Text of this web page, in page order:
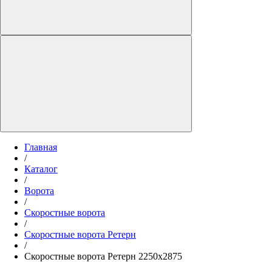
Главная
/
Каталог
/
Ворота
/
Скоростные ворота
/
Скоростные ворота Ретерн
/
Скоростные ворота Ретерн 2250х2875